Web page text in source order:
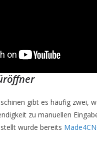
gibt es häufig zwei,
zu manuellen
wurde bereits